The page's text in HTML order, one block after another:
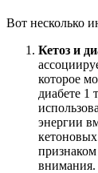
Вот несколько
Кетоз и
которое
диабете 1
энергии
внимания.